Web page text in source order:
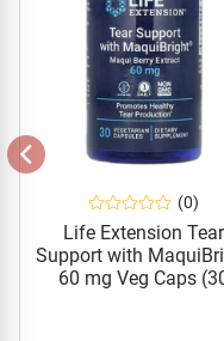
(0)
Life Extension Tear
Support with
60 mg Veg Caps